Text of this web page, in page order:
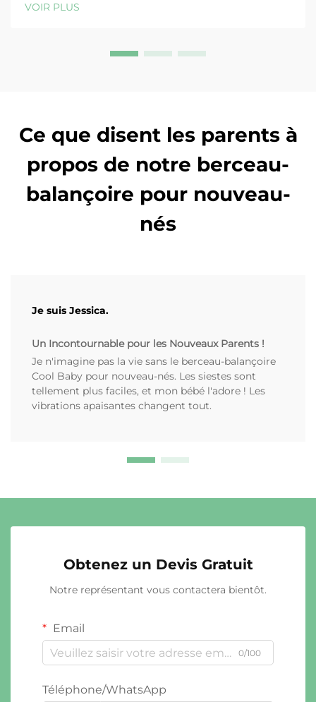
VOIR PLUS
Ce que disent les parents à
propos de notre berceau-
balançoire pour nouveau-
nés
Je suis Jessica.
Un Incontournable pour les Nouveaux Parents !
Je n'imagine pas la vie sans le berceau-balançoire
Cool Baby pour nouveau-nés. Les siestes sont
tellement plus faciles, et mon bébé l'adore ! Les
vibrations apaisantes changent tout.
Obtenez un Devis Gratuit
Notre représentant vous contactera bientôt.
Email
0/100
Téléphone/WhatsApp